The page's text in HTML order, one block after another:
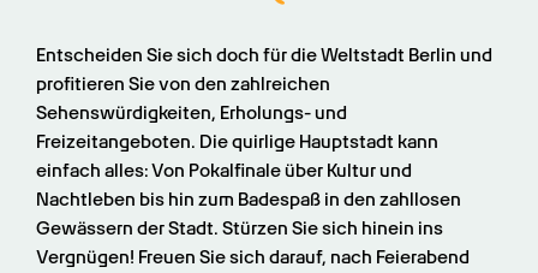
Entscheiden Sie sich doch für die Weltstadt Berlin und
profitieren Sie von den zahlreichen
Sehenswürdigkeiten, Erholungs- und
Freizeitangeboten. Die quirlige Hauptstadt kann
einfach alles: Von Pokalfinale über Kultur und
Nachtleben bis hin zum Badespaß in den zahllosen
Gewässern der Stadt. Stürzen Sie sich hinein ins
Vergnügen! Freuen Sie sich darauf, nach Feierabend